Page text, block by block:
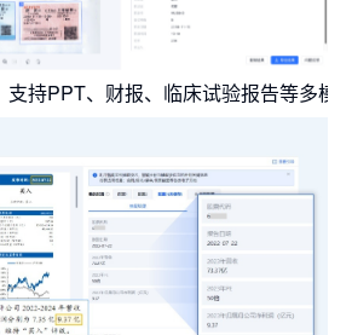
支持PPT、财报、临床试验报告等多模